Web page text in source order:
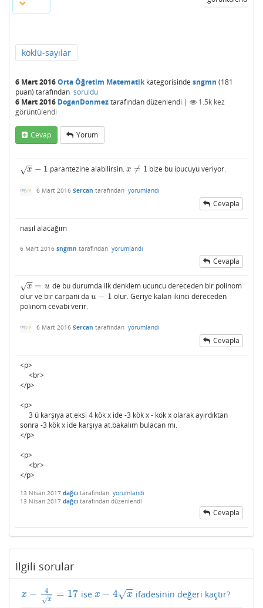
köklü-sayılar
6 Mart 2016Orta Öğretim Matematikkategorisinde sngmn (181
puan) tarafından soruldu
6 Mart 2016 DoganDonmeztarafındandüzenlendi | 1.5k kez
görüntülendi
Cevap Yorum
x
−
−
√ − 1
x−1 parantezine alabilirsin. x ≠ 1
x≠ 1 bize bu ipucuyu veriyor.
6 Mart 2016 Sercan tarafından yorumlandı
Cevapla
nasıl alacağım
6 Mart 2016 sngmn tarafından yorumlandı
Cevapla
x
−
−
√ = u
x=u
de bu durumda ilk denklem ucuncu dereceden bir polinom
olur ve bir carpani da u − 1
u−1
olur. Geriye kalan ikinci dereceden
polinom cevabi verir.
6 Mart 2016 Sercan tarafından yorumlandı
Cevapla
<p>
<br>
</p>
<p>
3 ü karşıya at.eksi 4 kök x ide -3 kök x - kök x olarak ayırdıktan
sonra -3 kök x ide karşıya at.bakalım bulacan mı.
</p>
<p>
<br>
</p>
13 Nisan 2017 dağcı tarafından yorumlandı
13 Nisan 2017 dağcı tarafından düzenlendi
Cevapla
İlgili sorular
x − 4
x
√ = 17
x− 4x =17 ise x − 4 x
−
−
√
x−4x ifadesinin değeri kaçtır?